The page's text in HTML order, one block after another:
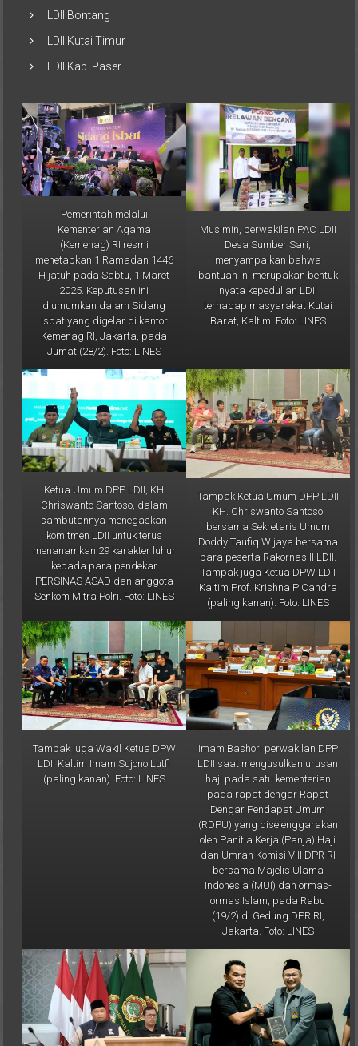
LDII Bontang
LDII Kutai Timur
LDII Kab. Paser
Pemerintah melalui
Kementerian Agama
(Kemenag) RI resmi
menetapkan 1 Ramadan 1446
H jatuh pada Sabtu, 1 Maret
2025. Keputusan ini
diumumkan dalam Sidang
Isbat yang digelar di kantor
Kemenag RI, Jakarta, pada
Jumat (28/2). Foto: LINES
Musimin, perwakilan PAC LDII
Desa Sumber Sari,
menyampaikan bahwa
bantuan ini merupakan bentuk
nyata kepedulian LDII
terhadap masyarakat Kutai
Barat, Kaltim. Foto: LINES
Ketua Umum DPP LDII, KH
Chriswanto Santoso, dalam
sambutannya menegaskan
komitmen LDII untuk terus
menanamkan 29 karakter luhur
kepada para pendekar
PERSINAS ASAD dan anggota
Senkom Mitra Polri. Foto: LINES
Tampak Ketua Umum DPP LDII
KH. Chriswanto Santoso
bersama Sekretaris Umum
Doddy Taufiq Wijaya bersama
para peserta Rakornas II LDII.
Tampak juga Ketua DPW LDII
Kaltim Prof. Krishna P Candra
(paling kanan). Foto: LINES
Tampak juga Wakil Ketua DPW
LDII Kaltim Imam Sujono Lutfi
(paling kanan). Foto: LINES
Imam Bashori perwakilan DPP
LDII saat mengusulkan urusan
haji pada satu kementerian
pada rapat dengar Rapat
Dengar Pendapat Umum
(RDPU) yang diselenggarakan
oleh Panitia Kerja (Panja) Haji
dan Umrah Komisi VIII DPR RI
bersama Majelis Ulama
Indonesia (MUI) dan ormas-
ormas Islam, pada Rabu
(19/2) di Gedung DPR RI,
Jakarta. Foto: LINES